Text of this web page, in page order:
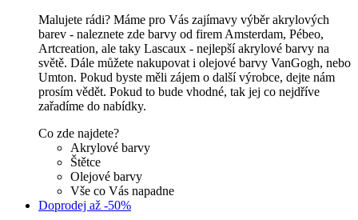
Malujete rádi? Máme pro Vás zajímavy výběr akrylových
barev - naleznete zde barvy od firem Amsterdam, Pébeo,
Artcreation, ale taky Lascaux - nejlepší akrylové barvy na
světě. Dále můžete nakupovat i olejové barvy VanGogh, nebo
Umton. Pokud byste měli zájem o další výrobce, dejte nám
prosím vědět. Pokud to bude vhodné, tak jej co nejdříve
zařadíme do nabídky.
Co zde najdete?
Akrylové barvy
Štětce
Olejové barvy
Vše co Vás napadne
Doprodej až -50%